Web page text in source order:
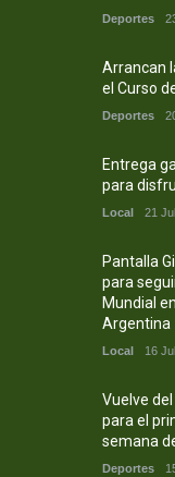
Deportes
Arrancan
el Curso
Deportes
Entrega
para
Local 21
Pantalla
para
Mundial
Argentina
Local 16
Vuelve del
para el
semana
Deportes